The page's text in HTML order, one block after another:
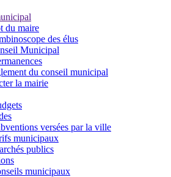
du maire
des élus
Municipal
du conseil municipal
la mairie
versées par la ville
municipaux
publics
municipaux